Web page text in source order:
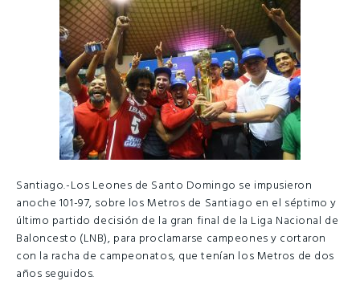
Santiago.-Los Leones de Santo Domingo se impusieron
anoche 101-97, sobre los Metros de Santiago en el séptimo y
último partido decisión de la gran final de la Liga Nacional de
Baloncesto (LNB), para proclamarse campeones y cortaron
con la racha de campeonatos, que tenían los Metros de dos
años seguidos.